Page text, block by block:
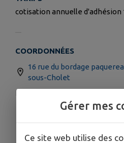
cotisation annuelle d'adhésion
COORDONNÉES
16 rue du bordage
sous-Cholet
06 58 07 20 37Gérer mes
Ce site web utilise des